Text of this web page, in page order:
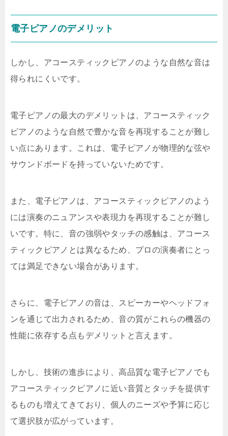
電子ピアノのデメリット
しかし、アコースティックピアノのような自然な音は
得られにくいです。
電子ピアノの最大のデメリットは、アコースティック
ピアノのような自然で豊かな音を再現することが難し
い点にあります。これは、電子ピアノが物理的な弦や
サウンドボードを持っていないためです。
また、電子ピアノは、アコースティックピアノのよう
には演奏のニュアンスや表現力を再現することが難し
いです。特に、音の強弱やタッチの感触は、アコース
ティックピアノとは異なるため、プロの演奏者にとっ
ては満足できない場合があります。
さらに、電子ピアノの音は、スピーカーやヘッドフォ
ンを通じて出力されるため、音の質がこれらの機器の
性能に依存する点もデメリットと言えます。
しかし、技術の進歩により、高品質な電子ピアノでも
アコースティックピアノに近い音質とタッチを提供す
るものも増えてきており、個人のニーズや予算に応じ
て選択肢が広がっています。